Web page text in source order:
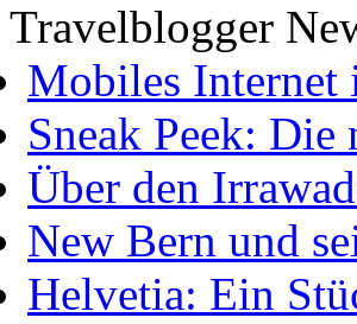
Travelblogger
Mobiles Internet
Sneak Peek:
Über den
New Bern und
Helvetia: Ein